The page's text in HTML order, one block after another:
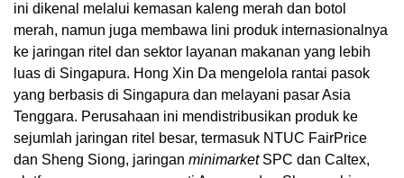
ini dikenal melalui kemasan kaleng merah dan botol
merah, namun juga membawa lini produk internasionalnya
ke jaringan ritel dan sektor layanan makanan yang lebih
luas di Singapura. Hong Xin Da mengelola rantai pasok
yang berbasis di Singapura dan melayani pasar Asia
Tenggara. Perusahaan ini mendistribusikan produk ke
sejumlah jaringan ritel besar, termasuk NTUC FairPrice
dan Sheng Siong, jaringan minimarketSPC dan Caltex,